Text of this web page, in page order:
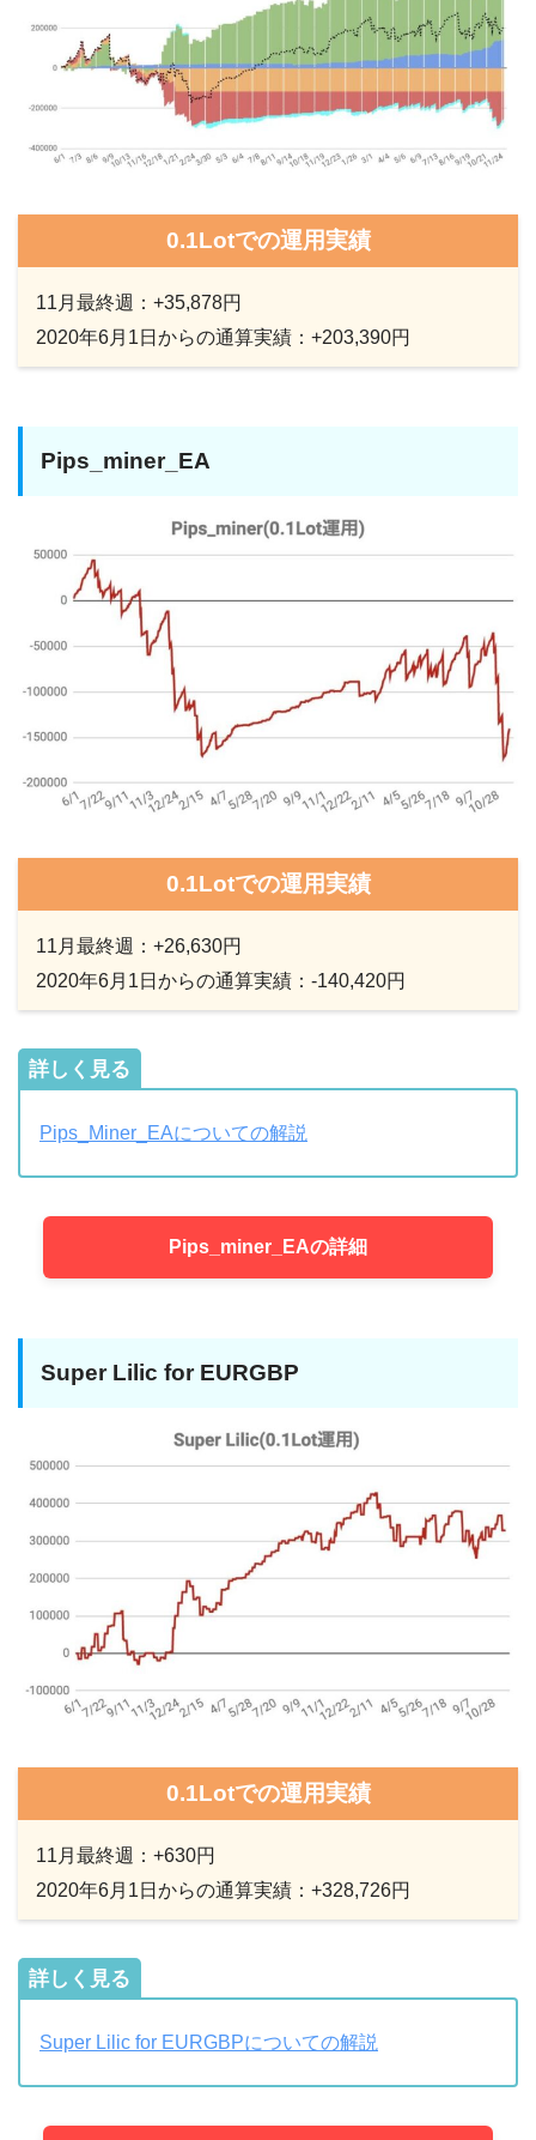
0.1Lotでの運用実績
11月最終週：+35,878円
2020年6月1日からの通算実績：+203,390円
Pips_miner_EA
0.1Lotでの運用実績
11月最終週：+26,630円
2020年6月1日からの通算実績：-140,420円
詳しく見る
Pips_Miner_EAについての解説
Pips_miner_EAの詳細
Super Lilic for EURGBP
0.1Lotでの運用実績
11月最終週：+630円
2020年6月1日からの通算実績：+328,726円
詳しく見る
Super Lilic for EURGBPについての解説